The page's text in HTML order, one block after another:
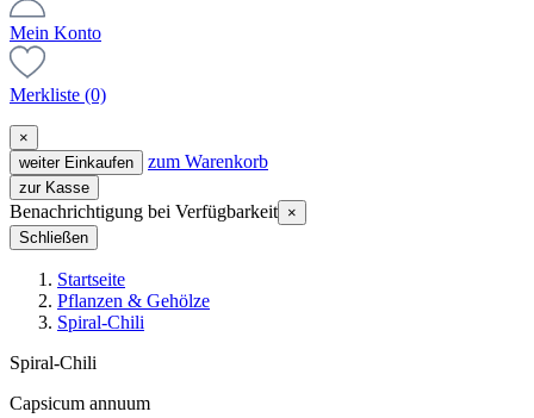
Mein Konto
Merkliste (0)
×
weiter Einkaufen
zum Warenkorb
zur Kasse
Benachrichtigung bei Verfügbarkeit ×
Schließen
Startseite
Pflanzen & Gehölze
Spiral-Chili
Spiral-Chili
Capsicum annuum